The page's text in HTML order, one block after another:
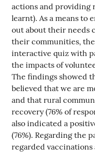
actions and providing
learnt). As a means to
out about their needs
their communities,
interactive quiz with
the impacts of
The findings showed
believed that we are
and that rural
recovery (76% of
also indicated a
(76%). Regarding the
regarded